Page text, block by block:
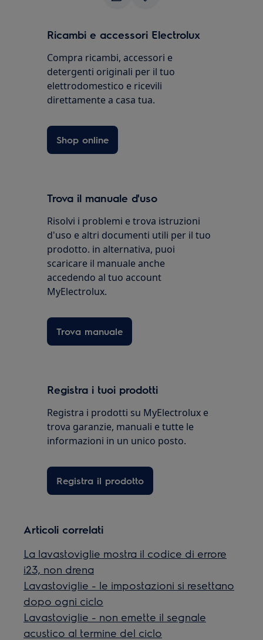
Ricambi e accessori Electrolux
Compra ricambi, accessori e
detergenti originali per il tuo
elettrodomestico e ricevili
direttamente a casa tua.
Shop online
Trova il manuale d'uso
Risolvi i problemi e trova istruzioni
d'uso e altri documenti utili per il tuo
prodotto. in alternativa, puoi
scaricare il manuale anche
accedendo al tuo account
MyElectrolux.
Trova manuale
Registra i tuoi prodotti
Registra i prodotti su MyElectrolux e
trova garanzie, manuali e tutte le
informazioni in un unico posto.
Registra il prodotto
Articoli correlati
La lavastoviglie mostra il codice di errore
i23, non drena
Lavastoviglie - le impostazioni si resettano
dopo ogni ciclo
Lavastoviglie - non emette il segnale
acustico al termine del ciclo